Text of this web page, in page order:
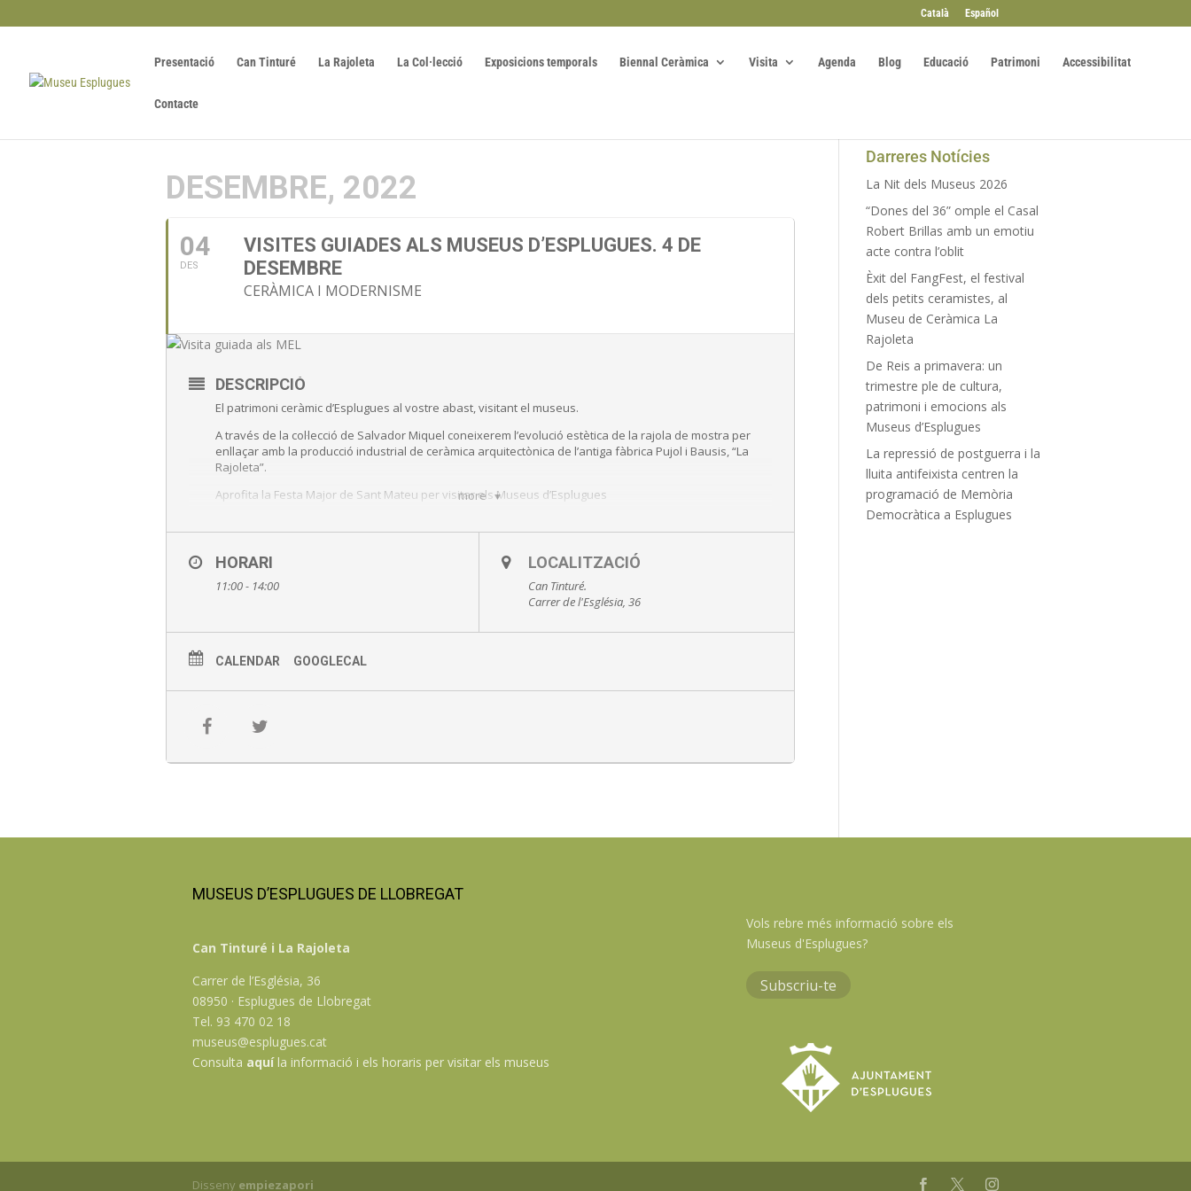
Català Español
Presentació Can Tinturé La Rajoleta La Col·lecció Exposicions temporals Biennal Ceràmica Visita Agenda Blog Educació Patrimoni Accessibilitat
Contacte
DESEMBRE, 2022
04
DES
VISITES GUIADES ALS MUSEUS D’ESPLUGUES. 4 DE
DESEMBRE
CERÀMICA I MODERNISME
more
DESCRIPCIÓ
El patrimoni ceràmic d’Esplugues al vostre abast, visitant el museus.
A través de la col·lecció de Salvador Miquel coneixerem l’evolució estètica de la rajola de mostra per
enllaçar amb la producció industrial de ceràmica arquitectònica de l’antiga fàbrica Pujol i Bausis, “La
Rajoleta”.
Aprofita la Festa Major de Sant Mateu per visitar els Museus d’Esplugues
Can Tinturé 12 h
Inscripció online aquí
Preu: a partir de 3 euros
Amb inscripció prèvia al 934700218, museus@esplugues.cat o online
HORARI
11:00 - 14:00
LOCALITZACIÓ
Can Tinturé.
Carrer de l'Església, 36
CALENDAR GOOGLECAL
Darreres Notícies
La Nit dels Museus 2026
“Dones del 36” omple el Casal
Robert Brillas amb un emotiu
acte contra l’oblit
Èxit del FangFest, el festival
dels petits ceramistes, al
Museu de Ceràmica La
Rajoleta
De Reis a primavera: un
trimestre ple de cultura,
patrimoni i emocions als
Museus d’Esplugues
La repressió de postguerra i la
lluita antifeixista centren la
programació de Memòria
Democràtica a Esplugues
MUSEUS D’ESPLUGUES DE LLOBREGAT
Can Tinturé i La Rajoleta
Carrer de l’Església, 36
08950 · Esplugues de Llobregat
Tel. 93 470 02 18
museus@esplugues.cat
Consulta aquíla informació i els horaris per visitar els museus
Vols rebre més informació sobre els
Museus d'Esplugues?
Subscriu-te
Disseny empiezapori